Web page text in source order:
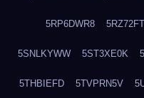
5RP6DWR8
5SNLKYWW 5ST3XE0K
5THBIEFD 5TVPRN5V